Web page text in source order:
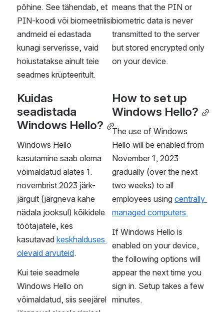
põhine. See tähendab, et
PIN-koodi või biomeetrilisi
andmeid ei edastada
kunagi serverisse, vaid
hoiustatakse ainult teie
seadmes krüpteeritult.
means that the PIN or
biometric data is never
transmitted to the server
but stored encrypted only
on your device.
Kuidas
seadistada
Windows Hello?
Windows Hello
kasutamine saab olema
võimaldatud alates 1.
novembrist 2023 järk-
järgult (järgneva kahe
nädala jooksul) kõikidele
töötajatele, kes
kasutavad keskhalduses
olevaid arvuteid.
Kui teie seadmele
Windows Hello on
võimaldatud, siis seejärel
How to set up
Windows Hello?
The use of Windows
Hello will be enabled from
November 1, 2023
gradually (over the next
two weeks) to all
employees using centrally
managed computers.
If Windows Hello is
enabled on your device,
the following options will
appear the next time you
sign in. Setup takes a few
minutes.